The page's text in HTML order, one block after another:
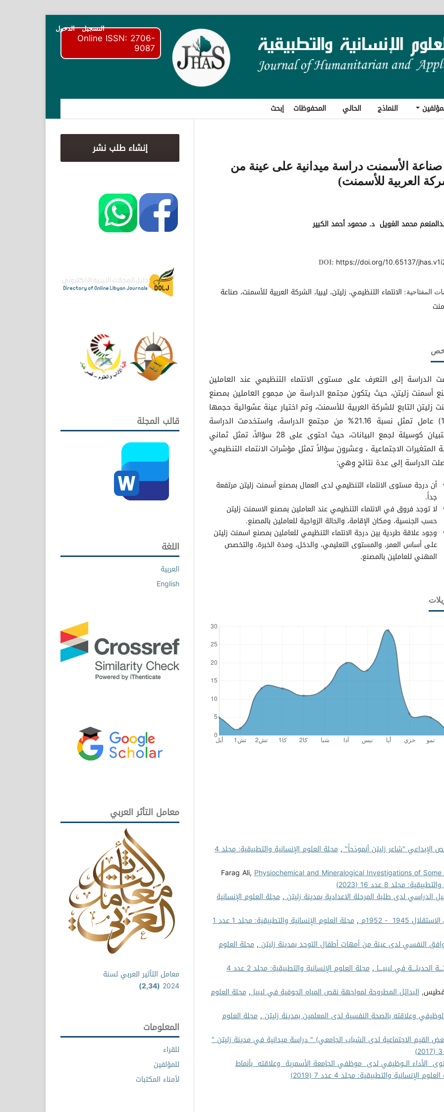
Online ISSN: 2706-
9087
النماذج الحالي المحفوظات إبحث
التسجيل الدخول
صناعة الأسمنت دراسة ميدانية على عينة من
العربية للأسمنت)
محمد الغويل د. محمود أحمد الكبير
DOI: https://doi.org/10.65137/
المفتاحية: الانتماء التنظيمي، زليتن، ليبيا، الشركة العربية للأسمنت، صناعة
الدراسة إلى التعرف على مستوى الانتماء التنظيمي عند العاملين
أسمنت زليتن، حيث يتكون مجتمع الدراسة من مجموع العاملين بمصنع
زليتن التابع للشركة العربية للأسمنت، وتم اختيار عينة عشوائية حجمها
(120) عامل تمثل نسبة 21.16% من مجتمع الدراسة، واستخدمت الدراسة
الاستبيان كوسيلة لجمع البيانات، حيث احتوى على 28 سؤالاً، تمثل ثماني
المتغيرات الاجتماعية ، وعشرون سؤالاً تمثل مؤشرات الانتماء التنظيمي،
الدراسة إلى عدة نتائج وهي:
أن درجة مستوى الانتماء التنظيمي لدى العمال بمصنع أسمنت زليتن مرتفعة
جداً.
لا توجد فروق في الانتماء التنظيمي عند العاملين بمصنع الاسمنت زليتن
حسب الجنسية، ومكان الإقامة، والحالة الزواجية للعاملين بالمصنع.
وجود علاقة طردية بين درجة الانتماء التنظيمي للعاملين بمصنع اسمنت زليتن
على أساس العمر، والمستوى التعليمي، والدخل، ومدة الخبرة، والتخصص
المهني للعاملين بالمصنع.
الإبداعي "شاعر زليتن أنموذجاً",
مجلة العلوم الإنسانية والتطبيقية: مجلد 4
Farag Ali, Physiochemical and Mineralogical Investigations of
مجلد 8 عدد 16 (2023)
الدراسي لدى طلبة المرحلة الاعدادية بمدينة زليتن, مجلة العلوم الإنسانية
1945 - 1952م ,
مجلة العلوم الإنسانية والتطبيقية: مجلد 1 عدد 1
النفسي لدى عينة من أمهات أطفال التوحد بمدينة زليتن, مجلة العلوم
الحديثــــة في ليبيــــا,
مجلة العلوم الإنسانية والتطبيقية: مجلد 2 عدد 4
فطيس, البدائل المطروحة لمواجهة نقص المياه الجوفية في ليبيا, مجلة العلوم
وعلاقته بالصحة النفسية لدى المعلمين بمدينة زليتن, مجلة العلوم
القيم الاجتماعية لدى الشباب الجامعي) " دراسة ميدانية في مدينة زليتن "
الأداء الــوظيفي لدى موظفي الجامعة الأسمرية وعلاقته بأنماط
الإنسانية والتطبيقية: مجلد 4 عدد 7 (2019)
إنشاء طلب نشر
قالب المجلة
اللغة
العربية
English
معامل التأثر العربي
معامل التأثير العربي لسنة
2024
(2,34)
المعلومات
للقراء
للمؤلفين
لأمناء المكتبات